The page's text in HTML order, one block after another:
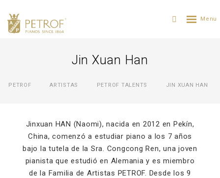
Jin Xuan Han
PETROF ARTISTAS PETROF TALENTS JIN XUAN HAN
Jinxuan HAN (Naomi), nacida en 2012 en Pekín,
China, comenzó a estudiar piano a los 7 años
bajo la tutela de la Sra. Congcong Ren, una joven
pianista que estudió en Alemania y es miembro
de la Familia de Artistas PETROF. Desde los 9